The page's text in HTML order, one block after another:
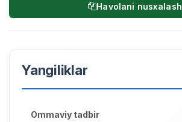
Havolani nusxalash
Yangiliklar
Ommaviy tadbir